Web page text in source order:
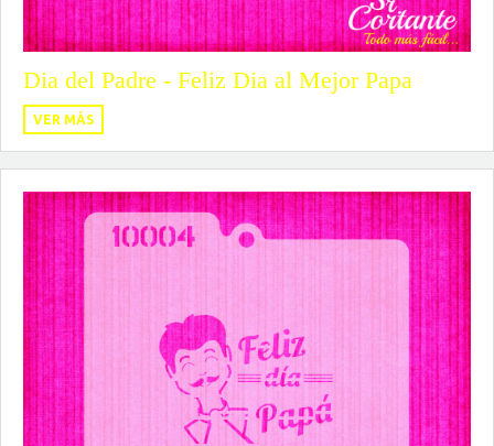
Dia del Padre - Feliz Dia al Mejor Papa
VER MÁS